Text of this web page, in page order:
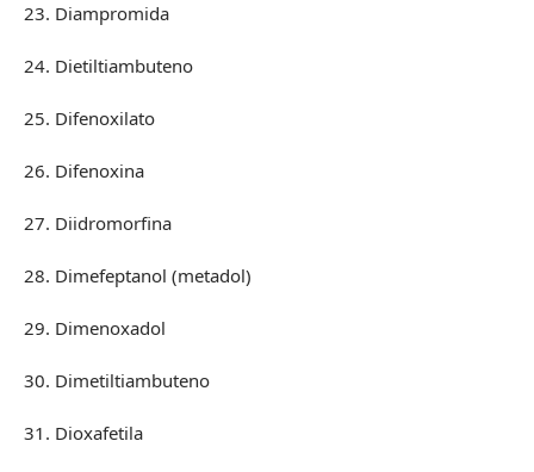
23. Diampromida
24. Dietiltiambuteno
25. Difenoxilato
26. Difenoxina
27. Diidromorfina
28. Dimefeptanol (metadol)
29. Dimenoxadol
30. Dimetiltiambuteno
31. Dioxafetila